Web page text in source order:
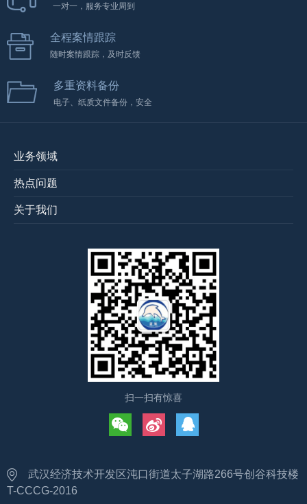
一对一，服务专业周到
全程案情跟踪
随时案情跟踪，及时反馈
多重资料备份
电子、纸质文件备份，安全
业务领域
热点问题
关于我们
扫一扫有惊喜
武汉经济技术开发区沌口街道太子湖路266号创谷科技楼
T-CCCG-2016